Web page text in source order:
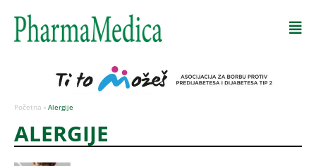
Početna - Alergije
ALERGIJE